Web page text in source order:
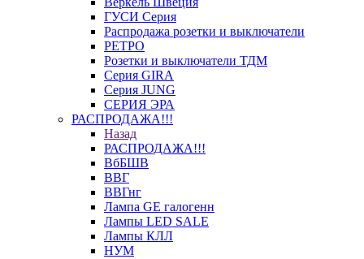
ГУСИ Серия
Распродажа розетки и выключатели
РЕТРО
Розетки и выключатели ТДМ
Серия GIRA
Серия JUNG
СЕРИЯ ЭРА
РАСПРОДАЖА!!!
Назад
РАСПРОДАЖА!!!
ВбБШВ
ВВГ
ВВГнг
Лампа GE галогенн
Лампы LED SALE
Лампы КЛЛ
НУМ